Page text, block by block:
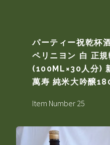
パーティー祝乾杯
ペリニヨン 白 正
(100ML×30人分)
萬寿 純米大吟醸
Item Number 25